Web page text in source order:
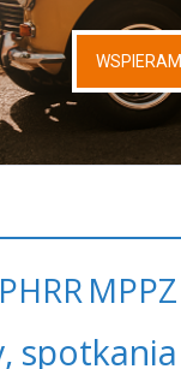
MPPZ
spotkania